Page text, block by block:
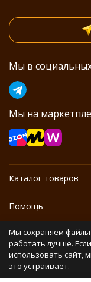
Мы в социальных
Мы на
Каталог товаров
Помощь
Информация
Политика
Мы сохраняем файлы
работать лучше.
использовать сайт,
это устраивает.